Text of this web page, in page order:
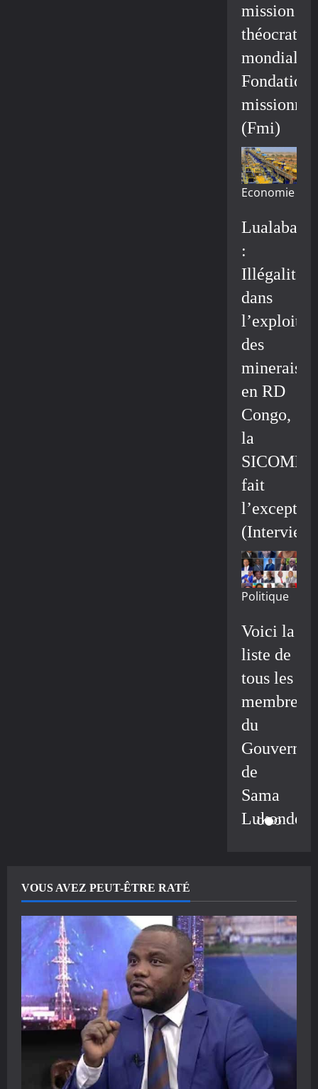
mission
mondiale/
Fondation
(Fmi)
Economie
Lualaba
:
Illégalité
dans
des
minerais
en RD
Congo,
la
fait
(Interview)
Politique
Voici la
liste de
tous les
membres
du
de
Sama
Lukonde
VOUS AVEZ PEUT-ÊTRE RATÉ